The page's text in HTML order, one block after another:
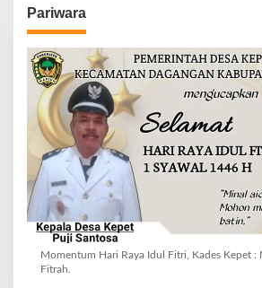
Pariwara
Momentum Hari Raya Idul Fitri, Kades Kepet :
Fitrah.